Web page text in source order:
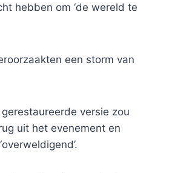
hebben om ‘de wereld te
een storm van
versie zou
uit het evenement en